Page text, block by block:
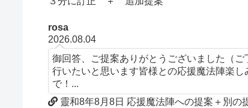
rosa
2026.08.04
御回答、ご提案ありがとうございました（
行いたいと思います皆様との応援魔法陣楽
で！...
靈和8年8月8日 応援魔法陣への提案＋別